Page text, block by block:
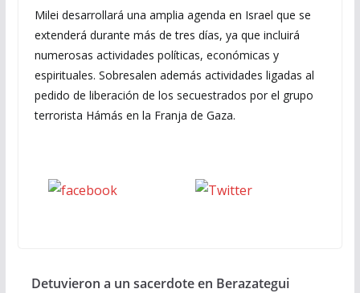
Milei desarrollará una amplia agenda en Israel que se
extenderá durante más de tres días, ya que incluirá
numerosas actividades políticas, económicas y
espirituales. Sobresalen además actividades ligadas al
pedido de liberación de los secuestrados por el grupo
terrorista Hámás en la Franja de Gaza.
Detuvieron a un sacerdote en Berazategui